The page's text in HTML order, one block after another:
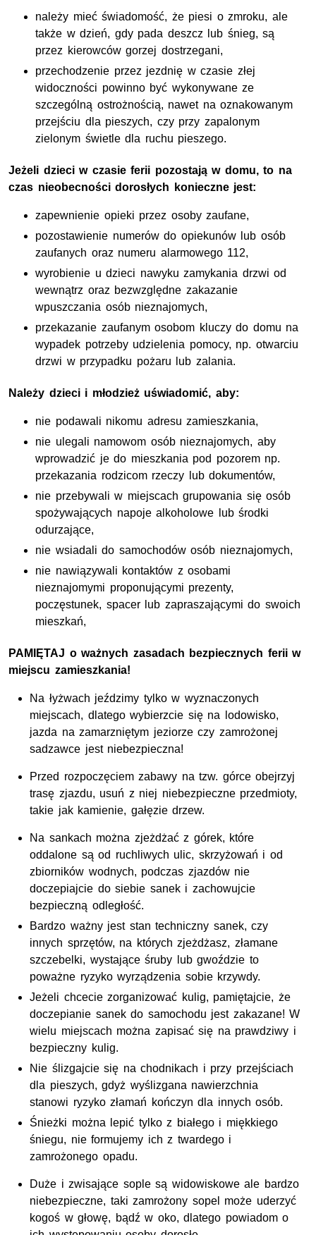
należy mieć świadomość, że piesi o zmroku, ale
także w dzień, gdy pada deszcz lub śnieg, są
przez kierowców gorzej dostrzegani,
przechodzenie przez jezdnię w czasie złej
widoczności powinno być wykonywane ze
szczególną ostrożnością, nawet na oznakowanym
przejściu dla pieszych, czy przy zapalonym
zielonym świetle dla ruchu pieszego.
Jeżeli dzieci w czasie ferii pozostają w domu, to na
czas nieobecności dorosłych konieczne jest:
zapewnienie opieki przez osoby zaufane,
pozostawienie numerów do opiekunów lub osób
zaufanych oraz numeru alarmowego 112,
wyrobienie u dzieci nawyku zamykania drzwi od
wewnątrz oraz bezwzględne zakazanie
wpuszczania osób nieznajomych,
przekazanie zaufanym osobom kluczy do domu na
wypadek potrzeby udzielenia pomocy, np. otwarciu
drzwi w przypadku pożaru lub zalania.
Należy dzieci i młodzież uświadomić, aby:
nie podawali nikomu adresu zamieszkania,
nie ulegali namowom osób nieznajomych, aby
wprowadzić je do mieszkania pod pozorem np.
przekazania rodzicom rzeczy lub dokumentów,
nie przebywali w miejscach grupowania się osób
spożywających napoje alkoholowe lub środki
odurzające,
nie wsiadali do samochodów osób nieznajomych,
nie nawiązywali kontaktów z osobami
nieznajomymi proponującymi prezenty,
poczęstunek, spacer lub zapraszającymi do swoich
mieszkań,
PAMIĘTAJ o ważnych zasadach bezpiecznych ferii w
miejscu zamieszkania!
Na łyżwach jeździmy tylko w wyznaczonych
miejscach, dlatego wybierzcie się na lodowisko,
jazda na zamarzniętym jeziorze czy zamrożonej
sadzawce jest niebezpieczna!
Przed rozpoczęciem zabawy na tzw. górce obejrzyj
trasę zjazdu, usuń z niej niebezpieczne przedmioty,
takie jak kamienie, gałęzie drzew.
Na sankach można zjeżdżać z górek, które
oddalone są od ruchliwych ulic, skrzyżowań i od
zbiorników wodnych, podczas zjazdów nie
doczepiajcie do siebie sanek i zachowujcie
bezpieczną odległość.
Bardzo ważny jest stan techniczny sanek, czy
innych sprzętów, na których zjeżdżasz, złamane
szczebelki, wystające śruby lub gwoździe to
poważne ryzyko wyrządzenia sobie krzywdy.
Jeżeli chcecie zorganizować kulig, pamiętajcie, że
doczepianie sanek do samochodu jest zakazane! W
wielu miejscach można zapisać się na prawdziwy i
bezpieczny kulig.
Nie ślizgajcie się na chodnikach i przy przejściach
dla pieszych, gdyż wyślizgana nawierzchnia
stanowi ryzyko złamań kończyn dla innych osób.
Śnieżki można lepić tylko z białego i miękkiego
śniegu, nie formujemy ich z twardego i
zamrożonego opadu.
Duże i zwisające sople są widowiskowe ale bardzo
niebezpieczne, taki zamrożony sopel może uderzyć
kogoś w głowę, bądź w oko, dlatego powiadom o